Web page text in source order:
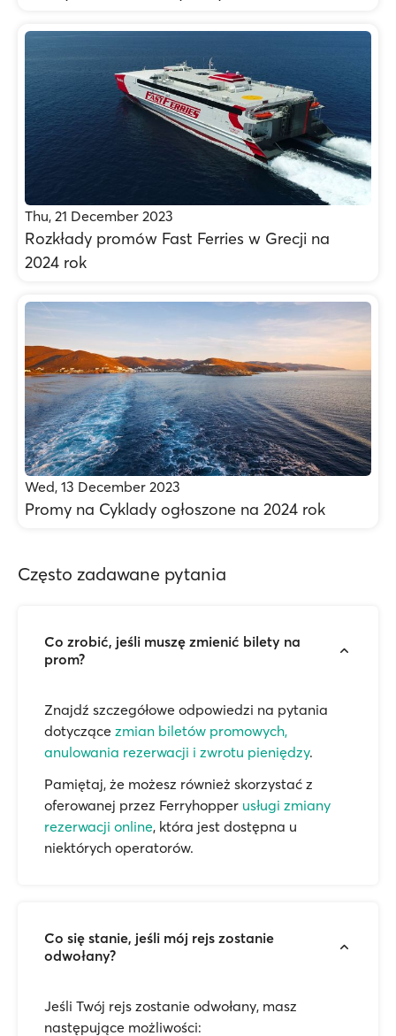
Thu, 21 December 2023
Rozkłady promów Fast Ferries w Grecji na
2024 rok
Wed, 13 December 2023
Promy na Cyklady ogłoszone na 2024 rok
Często zadawane pytania
Co zrobić, jeśli muszę zmienić bilety na
prom?
Znajdź szczegółowe odpowiedzi na pytania
dotyczące zmian biletów promowych,
anulowania rezerwacji i zwrotu pieniędzy.
Pamiętaj, że możesz również skorzystać z
oferowanej przez Ferryhopper usługi zmiany
rezerwacji online, która jest dostępna u
niektórych operatorów.
Co się stanie, jeśli mój rejs zostanie
odwołany?
Jeśli Twój rejs zostanie odwołany, masz
następujące możliwości: